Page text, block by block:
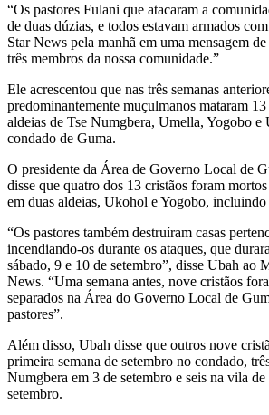
“Os pastores Fulani que atacaram a
de duas dúzias, e todos estavam armados
Star News pela manhã em uma mensagem
três membros da nossa comunidade.”
Ele acrescentou que nas três semanas
predominantemente muçulmanos mataram 13
aldeias de Tse Numgbera, Umella, Yogobo
condado de Guma.
O presidente da Área de Governo Local de
disse que quatro dos 13 cristãos foram
em duas aldeias, Ukohol e Yogobo, incluindo
“Os pastores também destruíram casas
incendiando-os durante os ataques, que
sábado, 9 e 10 de setembro”, disse Ubah ao
News. “Uma semana antes, nove cristãos
separados na Área do Governo Local de
pastores”.
Além disso, Ubah disse que outros nove
primeira semana de setembro no condado,
Numgbera em 3 de setembro e seis na vila
setembro.